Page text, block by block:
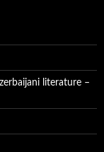
literature –